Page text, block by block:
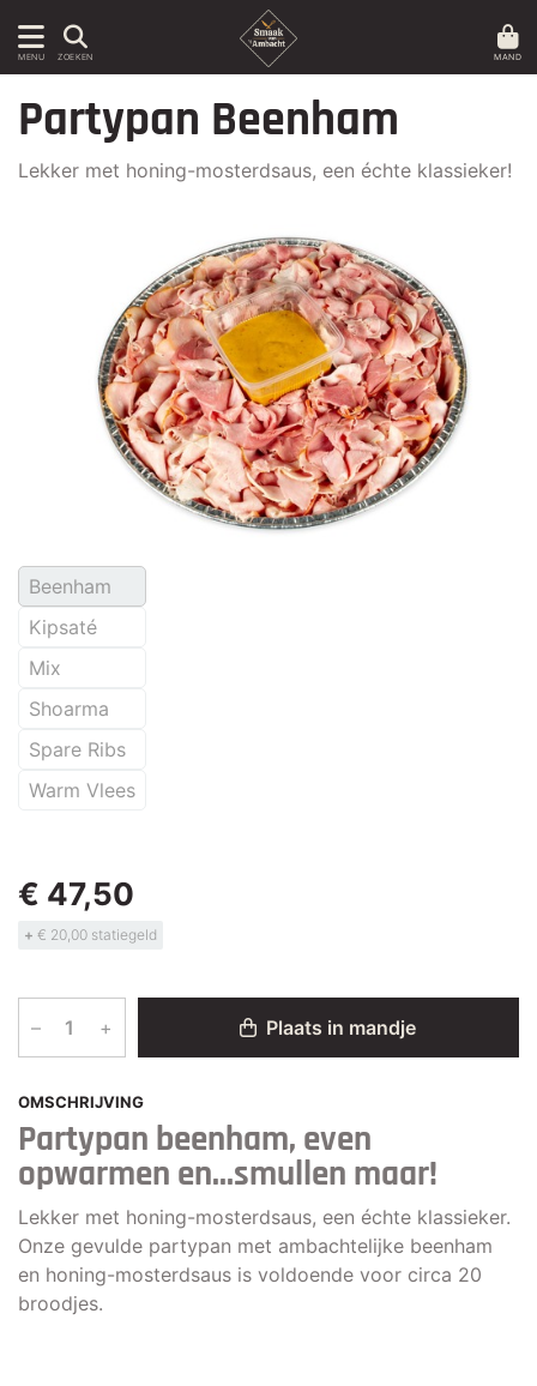
MENU ZOEKEN MAND
OMSCHRIJVING
Partypan beenham, even
opwarmen en...smullen maar!
Lekker met honing-mosterdsaus, een échte klassieker.
Onze gevulde partypan met ambachtelijke beenham
en honing-mosterdsaus is voldoende voor circa 20
broodjes.
Partypan Beenham
Lekker met honing-mosterdsaus, een échte klassieker!
Beenham
Kipsaté
Mix
Shoarma
Spare Ribs
Warm Vlees
€ 47,50
+ € 20,00 statiegeld
– + Plaats in mandje